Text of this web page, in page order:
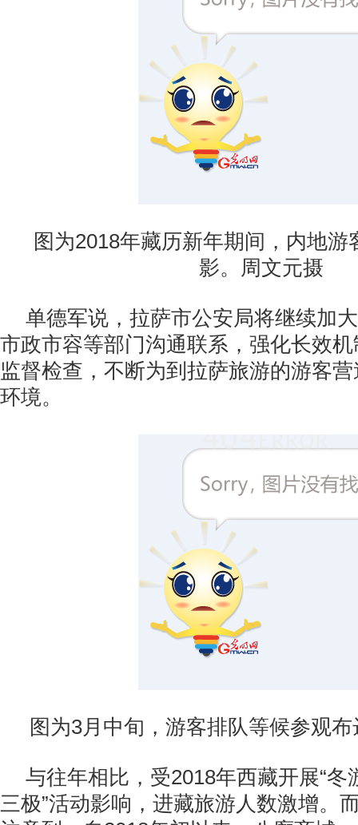
图为2018年藏历新年期间，内地游
影。周文元摄
单德军说，拉萨市公安局将继续加
市政市容等部门沟通联系，强化长效
监督检查，不断为到拉萨旅游的游客
环境。
图为3月中旬，游客排队等候参观
与往年相比，受2018年西藏开展“冬
三极”活动影响，进藏旅游人数激增。